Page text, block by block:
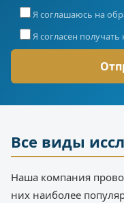
Я соглашаюсь на
Я согласен
Все виды
Наша компания
них наиболее